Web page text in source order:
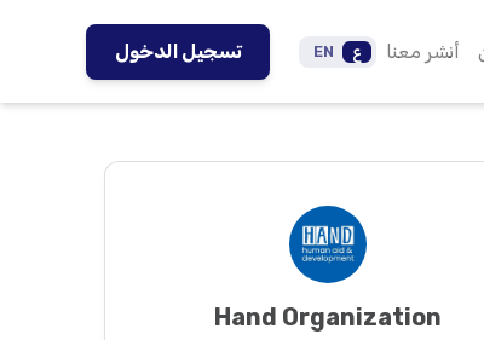
أنشر معنا ع EN تسجيل الدخول
Hand Organization